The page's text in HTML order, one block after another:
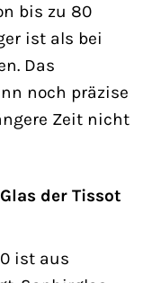
bis zu 80
ist als bei
Das
noch präzise
Zeit nicht
der Tissot
ist aus